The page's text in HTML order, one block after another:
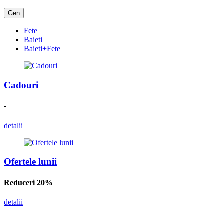
Gen
Fete
Baieti
Baieti+Fete
Cadouri
-
detalii
Ofertele lunii
Reduceri 20%
detalii